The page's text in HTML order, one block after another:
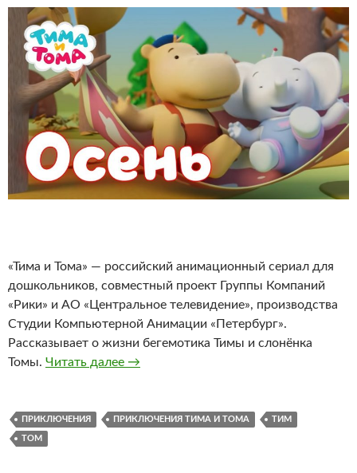
«Тима и Тома» — российский анимационный сериал для
дошкольников, совместный проект Группы Компаний
«Рики» и АО «Центральное телевидение», производства
Студии Компьютерной Анимации «Петербург».
Рассказывает о жизни бегемотика Тимы и слонёнка
Томы. Читать далее Приключения Тима и Тома. Сборники.
→
ПРИКЛЮЧЕНИЯ ПРИКЛЮЧЕНИЯ ТИМА И ТОМА ТИМ
ТОМ